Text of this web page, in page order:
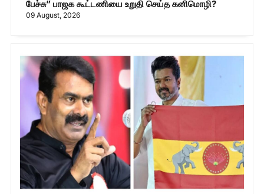
பேச்சு” பாஜக கூட்டணியை உறுதி செய்த கனிமொழி?
09 August, 2026